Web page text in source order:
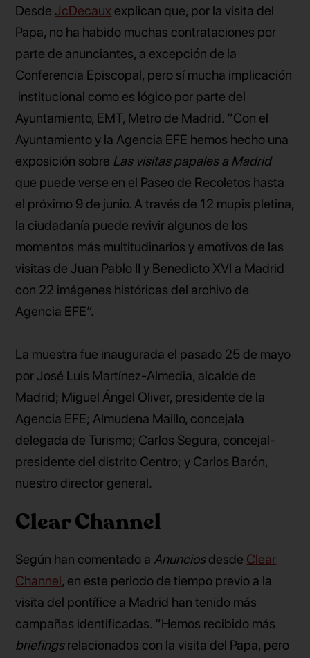
Desde JcDecaux explican que, por la visita del
Papa, no ha habido muchas contrataciones por
parte de anunciantes, a excepción de la
Conferencia Episcopal, pero sí mucha implicación
institucional como es lógico por parte del
Ayuntamiento, EMT, Metro de Madrid. “Con el
Ayuntamiento y la Agencia EFE hemos hecho una
exposición sobre Las visitas papales a Madrid
que puede verse en el Paseo de Recoletos hasta
el próximo 9 de junio. A través de 12 mupis pletina,
la ciudadanía puede revivir algunos de los
momentos más multitudinarios y emotivos de las
visitas de Juan Pablo II y Benedicto XVI a Madrid
con 22 imágenes históricas del archivo de
Agencia EFE”.
La muestra fue inaugurada el pasado 25 de mayo
por José Luis Martínez-Almedia, alcalde de
Madrid; Miguel Ángel Oliver, presidente de la
Agencia EFE; Almudena Maillo, concejala
delegada de Turismo; Carlos Segura, concejal-
presidente del distrito Centro; y Carlos Barón,
nuestro director general.
Clear Channel
Según han comentado a Anunciosdesde Clear
Channel, en este periodo de tiempo previo a la
visita del pontífice a Madrid han tenido más
campañas identificadas. “Hemos recibido más
briefingsrelacionados con la visita del Papa, pero